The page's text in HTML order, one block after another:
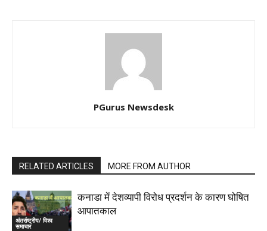
PGurus Newsdesk
RELATED ARTICLES MORE FROM AUTHOR
अंतर्राष्ट्रीय/ विश्व
समाचार
कनाडा में देशव्यापी विरोध प्रदर्शन के कारण घोषित
आपातकाल